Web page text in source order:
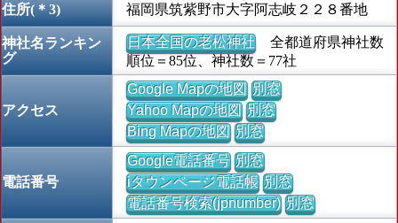
住所(＊3) 福岡県筑紫野市大字阿志岐２２８番地
神社名ランキン
グ
日本全国の老松神社全都道府県神社数
順位＝85位、神社数＝77社
アクセス
Google Mapの地図 別窓
Yahoo Mapの地図 別窓
Bing Mapの地図 別窓
電話番号
Google電話番号 別窓
iタウンページ電話帳 別窓
電話番号検索(jpnumber) 別窓